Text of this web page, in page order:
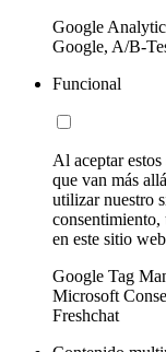
Google
Google, A/B-
Funcional
Al aceptar
que van más
utilizar nuestro
consentimiento,
en este sitio
Google Tag
Microsoft
Freshchat